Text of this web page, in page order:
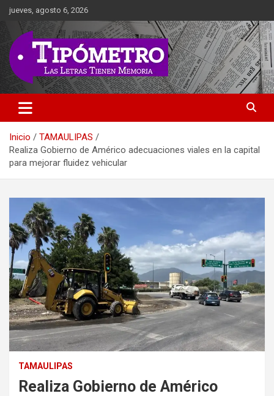
Saltar
contenido
jueves, agosto 6, 2026
Tipometro
Las Letras Tienen Memoria
Inicio
TAMAULIPAS
Realiza Gobierno de Américo adecuaciones viales en la capital
para mejorar fluidez vehicular
TAMAULIPAS
Realiza Gobierno de Américo